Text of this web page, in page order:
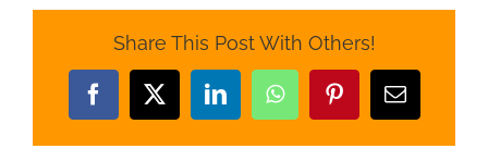
Share This Post With Others!
Facebook
X LinkedInWhatsAppPinterestEmail